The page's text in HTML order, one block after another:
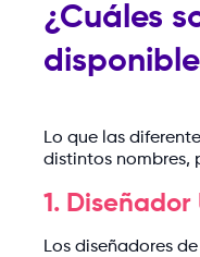
¿Cuáles
Lo que las
distintos nombres,
1. Diseñador
Los diseñadores